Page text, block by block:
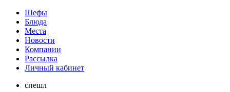
Шефы
Блюда
Места
Новости
Компании
Рассылка
Личный кабинет
спешл